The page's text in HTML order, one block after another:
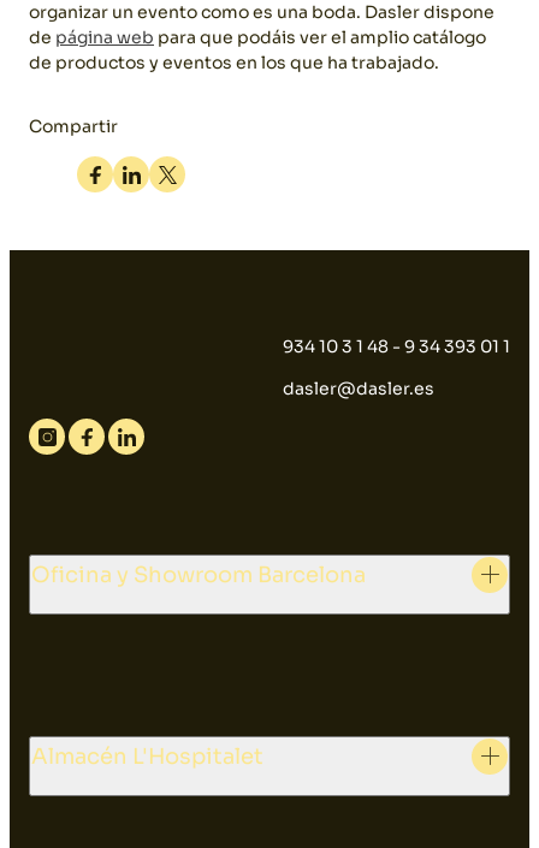
organizar un evento como es una boda. Dasler dispone
de página web para que podáis ver el amplio catálogo
de productos y eventos en los que ha trabajado.
Compartir
Facebook
LinkedinTwitter
934 10 3 1 48 - 9 34 393 01 1
dasler@dasler.es
Instagram
FacebookLinkedin
Oficina y Showroom Barcelona
Almacén L'Hospitalet